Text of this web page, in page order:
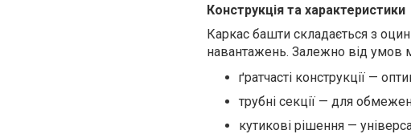
Конструкція та характеристики
Каркас башти складається з
навантажень. Залежно від умов
ґратчасті конструкції —
трубні секції — для
кутикові рішення —